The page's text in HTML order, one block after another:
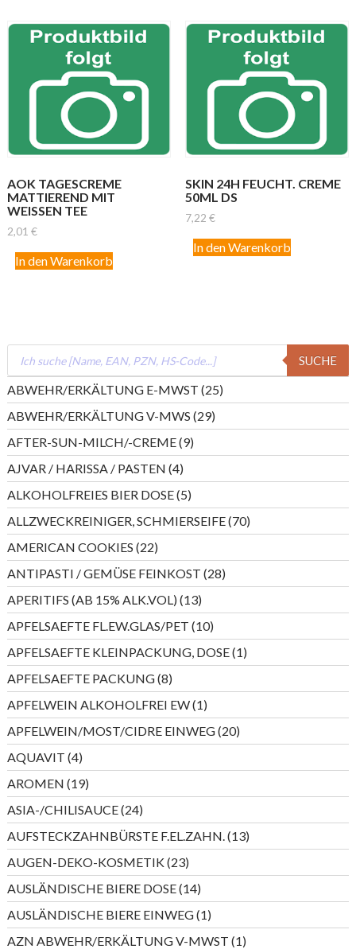
AOK TAGESCREME
MATTIEREND MIT
WEISSEN TEE
2,01 €
In den Warenkorb
SKIN 24H FEUCHT. CREME
50ML DS
7,22 €
In den Warenkorb
Products
search
SUCHE
ABWEHR/ERKÄLTUNG E-MWST 2525
Produkte
ABWEHR/ERKÄLTUNG V-MWS 2929
Produkte
AFTER-SUN-MILCH/-CREME 99
Produkte
AJVAR / HARISSA / PASTEN 44
Produkte
ALKOHOLFREIES BIER DOSE 55
Produkte
ALLZWECKREINIGER, SCHMIERSEIFE 7070
Produkte
AMERICAN COOKIES 2222
Produkte
ANTIPASTI / GEMÜSE FEINKOST 2828
Produkte
APERITIFS (AB 15% ALK.VOL) 1313
Produkte
APFELSAEFTE FL.EW.GLAS/PET 1010
Produkte
APFELSAEFTE KLEINPACKUNG, DOSE 11
Produkt
APFELSAEFTE PACKUNG 88
Produkte
APFELWEIN ALKOHOLFREI EW 11
Produkt
APFELWEIN/MOST/CIDRE EINWEG 2020
Produkte
AQUAVIT 44
Produkte
AROMEN 1919
Produkte
ASIA-/CHILISAUCE 2424
Produkte
AUFSTECKZAHNBÜRSTE F.EL.ZAHN. 1313
Produkte
AUGEN-DEKO-KOSMETIK 2323
Produkte
AUSLÄNDISCHE BIERE DOSE 1414
Produkte
AUSLÄNDISCHE BIERE EINWEG 11
Produkt
AZN ABWEHR/ERKÄLTUNG V-MWST 11